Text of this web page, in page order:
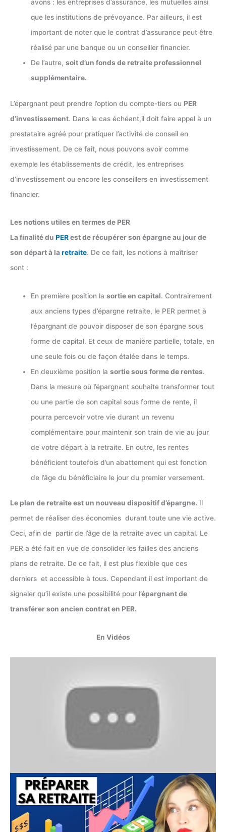
avons : les entreprises d’assurance, les mutuelles ainsi
que les institutions de prévoyance. Par ailleurs, il est
important de noter que le contrat d’assurance peut être
réalisé par une banque ou un conseiller financier.
De l’autre,soit d’un fonds de retraite professionnel
supplémentaire.
L’épargnant peut prendre l’option du compte-tiers ou PER
d’investissement. Dans le cas échéant,il doit faire appel à un
prestataire agréé pour pratiquer l’activité de conseil en
investissement. De ce fait, nous pouvons avoir comme
exemple les établissements de crédit, les entreprises
d’investissement ou encore les conseillers en investissement
financier.
Les notions utiles en termes de PER
La finalité du PERest de récupérer son épargne au jour de
son départ à la retraite. De ce fait, les notions à maîtriser
sont :
En première position lasortie en capital. Contrairement
aux anciens types d’épargne retraite, le PER permet à
l’épargnant de pouvoir disposer de son épargne sous
forme de capital. Et ceux de manière partielle, totale, en
une seule fois ou de façon étalée dans le temps.
En deuxième position lasortie sous forme de rentes.
Dans la mesure où l’épargnant souhaite transformer tout
ou une partie de son capital sous forme de rente, il
pourra percevoir votre vie durant un revenu
complémentaire pour maintenir son train de vie au jour
de votre départ à la retraite. En outre, les rentes
bénéficient toutefois d’un abattement qui est fonction
de l’âge du bénéficiaire le jour du premier versement.
Le plan de retraite est un nouveau dispositif d’épargne. Il
permet de réaliser des économies durant toute une vie active.
Ceci, afin de partir de l’âge de la retraite avec un capital. Le
PER a été fait en vue de consolider les failles des anciens
plans de retraite. De ce fait, il est plus flexible que ces
derniers et accessible à tous. Cependant il est important de
signaler qu’il existe une possibilité pour l’épargnant de
transférer son ancien contrat en PER.
En Vidéos